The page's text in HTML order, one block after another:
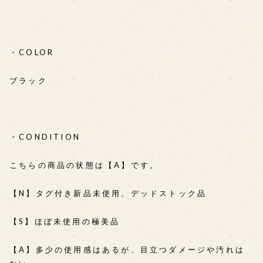
・COLOR
ブラック
・CONDITION
こちらの商品の状態は【A】です。
【N】タグ付き新品未使用、デッドストック品
【S】ほぼ未使用の極美品
【A】多少の使用感はあるが、目立つダメージや汚れは